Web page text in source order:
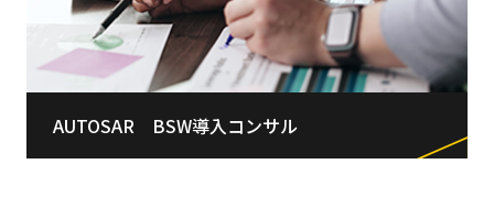
AUTOSAR BSW導入コンサル